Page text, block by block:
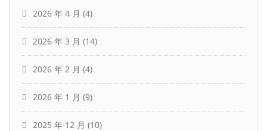
2026 年 4 月 (4)
2026 年 3 月 (14)
2026 年 2 月 (4)
2026 年 1 月 (9)
2025 年 12 月 (10)